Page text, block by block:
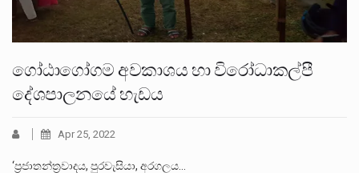
ගෝඨාගෝගම අවකාශය හා විරෝධාකල්පී
දේශපාලනයේ හැඩය
Apr 25, 2022
‘ප‍්‍රජාතන්ත‍්‍රවාදය, පුරවැසියා, අරගලය…